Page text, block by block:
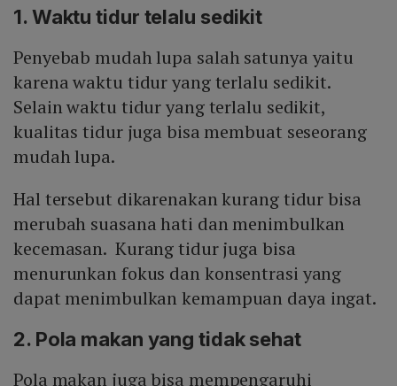
1. Waktu tidur telalu sedikit
Penyebab mudah lupa salah satunya yaitu
karena waktu tidur yang terlalu sedikit.
Selain waktu tidur yang terlalu sedikit,
kualitas tidur juga bisa membuat seseorang
mudah lupa.
Hal tersebut dikarenakan kurang tidur bisa
merubah suasana hati dan menimbulkan
kecemasan. Kurang tidur juga bisa
menurunkan fokus dan konsentrasi yang
dapat menimbulkan kemampuan daya ingat.
2. Pola makan yang tidak sehat
Pola makan juga bisa mempengaruhi